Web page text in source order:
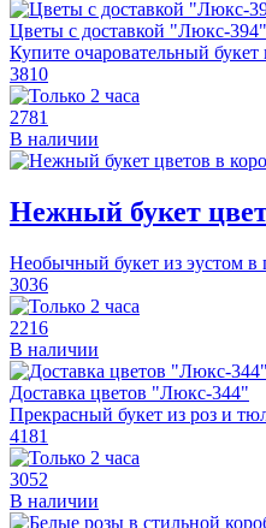
Цветы с доставкой "Люкс-394"
Купите очаровательный букет
3810
2781
В наличии
Нежный букет
Необычный букет из эустом в
3036
2216
В наличии
Доставка цветов "Люкс-344"
Прекрасный букет из роз и
4181
3052
В наличии